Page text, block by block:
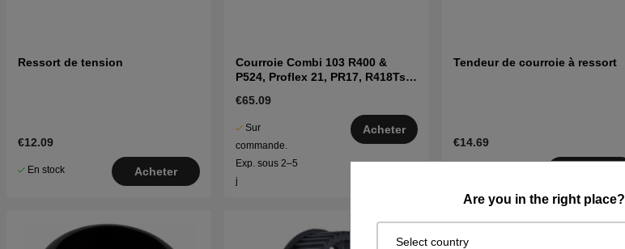
Are you in the right place?
Select country
Ressort de tension
€12.09
En stock Acheter
Courroie Combi 103 R400 &
P524, Proflex 21, PR17, R418Ts,
€65.09
Sur
commande.
Exp. sous 2–5
j
Acheter
Tendeur de courroie à ressort
€14.69